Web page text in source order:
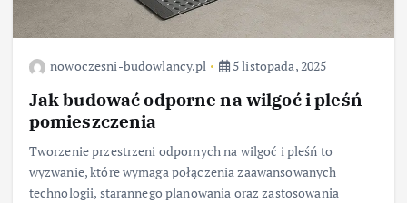
nowoczesni-budowlancy.pl 5 listopada, 2025
Jak budować odporne na wilgoć i pleśń
pomieszczenia
Tworzenie przestrzeni odpornych na wilgoć i pleśń to
wyzwanie, które wymaga połączenia zaawansowanych
technologii, starannego planowania oraz zastosowania